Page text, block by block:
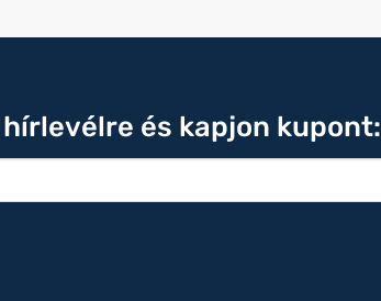
és kapjon kupont: